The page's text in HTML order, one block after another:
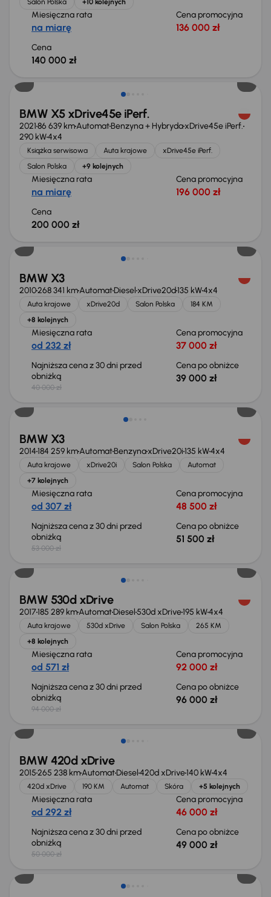
Salon Polska
+10 kolejnych
Miesięczna rata
na miarę
Cena promocyjna
136 000 zł
Cena
140 000 zł
BMW X5 xDrive45e iPerf.
202186 639 kmAutomatBenzyna + HybrydaxDrive45e iPerf.
290 kW4x4
Książka serwisowa Auta krajowe
xDrive45e iPerf.
Salon Polska
+9 kolejnych
Miesięczna rata
na miarę
Cena promocyjna
196 000 zł
Cena
200 000 zł
BMW X3
2010268 341 kmAutomatDiesel xDrive20d135 kW4x4
Auta krajowe xDrive20d Salon Polska
184 KM
+8 kolejnych
Miesięczna rata
od 232 zł
Cena promocyjna
37 000 zł
Najniższa cena z 30 dni przed
obniżką
40 000 zł
Cena po obniżce
39 000 zł
Taniej o 1 500 zł
BMW X3
2014184 259 kmAutomatBenzynaxDrive20i135 kW4x4
Auta krajowe xDrive20i Salon Polska
Automat
+7 kolejnych
Miesięczna rata
od 307 zł
Cena promocyjna
48 500 zł
Najniższa cena z 30 dni przed
obniżką
53 000 zł
Cena po obniżce
51 500 zł
BMW 530d xDrive
2017185 289 kmAutomatDiesel530d xDrive195 kW4x4
Auta krajowe 530d xDrive Salon Polska
265 KM
+8 kolejnych
Miesięczna rata
od 571 zł
Cena promocyjna
92 000 zł
Najniższa cena z 30 dni przed
obniżką
94 000 zł
Cena po obniżce
96 000 zł
Taniej o 1 000 zł
BMW 420d xDrive
2015265 238 kmAutomatDiesel420d xDrive140 kW4x4
420d xDrive 190 KM Automat Skóra +5 kolejnych
Miesięczna rata
od 292 zł
Cena promocyjna
46 000 zł
Najniższa cena z 30 dni przed
obniżką
50 000 zł
Cena po obniżce
49 000 zł